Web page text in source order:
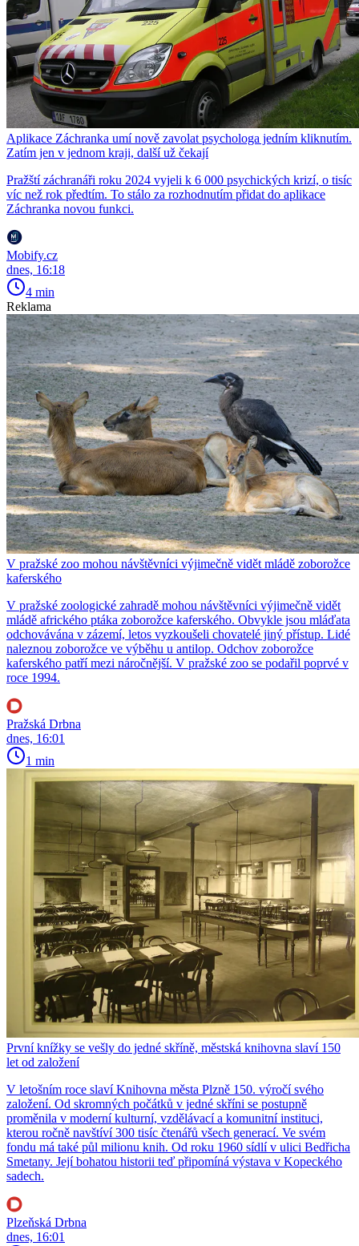
Aplikace Záchranka umí nově zavolat psychologa jedním kliknutím.
Zatím jen v jednom kraji, další už čekají
Pražští záchranáři roku 2024 vyjeli k 6 000 psychických krizí, o tisíc
víc než rok předtím. To stálo za rozhodnutím přidat do aplikace
Záchranka novou funkci.
Mobify.cz
dnes, 16:18
4 min
Reklama
V pražské zoo mohou návštěvníci výjimečně vidět mládě zoborožce
kaferského
V pražské zoologické zahradě mohou návštěvníci výjimečně vidět
mládě afrického ptáka zoborožce kaferského. Obvykle jsou mláďata
odchovávána v zázemí, letos vyzkoušeli chovatelé jiný přístup. Lidé
naleznou zoborožce ve výběhu u antilop. Odchov zoborožce
kaferského patří mezi náročnější. V pražské zoo se podařil poprvé v
roce 1994.
Pražská Drbna
dnes, 16:01
1 min
První knížky se vešly do jedné skříně, městská knihovna slaví 150
let od založení
V letošním roce slaví Knihovna města Plzně 150. výročí svého
založení. Od skromných počátků v jedné skříni se postupně
proměnila v moderní kulturní, vzdělávací a komunitní instituci,
kterou ročně navštíví 300 tisíc čtenářů všech generací. Ve svém
fondu má také půl milionu knih. Od roku 1960 sídlí v ulici Bedřicha
Smetany. Její bohatou historii teď připomíná výstava v Kopeckého
sadech.
Plzeňská Drbna
dnes, 16:01